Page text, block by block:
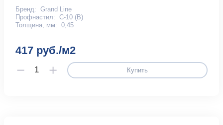
Бренд: Grand Line
Профнастил: С-10 (В)
Толщина, мм: 0,45
417 руб./м2
Купить